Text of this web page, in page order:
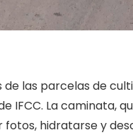
de las parcelas de
IFCC. La caminata,
hidratarse y